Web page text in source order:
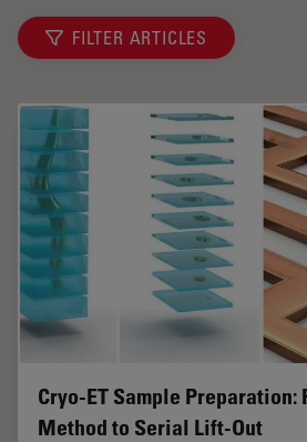
FILTER ARTICLES
Cryo-ET Sample Preparation:
Method to Serial Lift-Out